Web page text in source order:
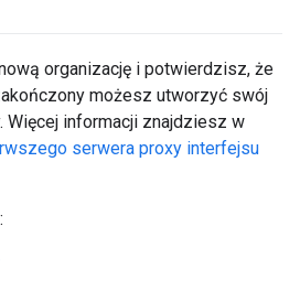
organizację i potwierdzisz, że
możesz utworzyć swój
informacji znajdziesz w
serwera proxy interfejsu